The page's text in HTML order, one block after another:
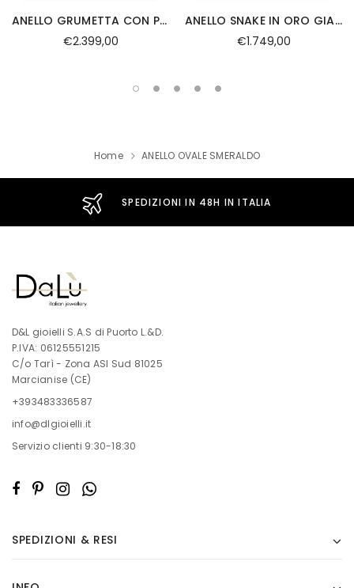
ANELLO GRUMETTA CON PIETRA CENTRALE FANCY A GOCCIA IN ORO GIALLO
€2.399,00
ANELLO SNAKE IN ORO GIALLO CON DIAMANTI E PIETRA FANCY
€1.749,00
Home ANELLO OVALE SMERALDO
SPEDIZIONI IN 48H IN ITALIA
D&L gioielli S.A.S di Puorto L.&D.
P.IVA: 06125551215
C/o Tarì - Zona ASI Sud 81025
Marcianise (CE)
+393483336587
info@dlgioielli.it
Servizio clienti 9:30-18:30
SPEDIZIONI & RESI